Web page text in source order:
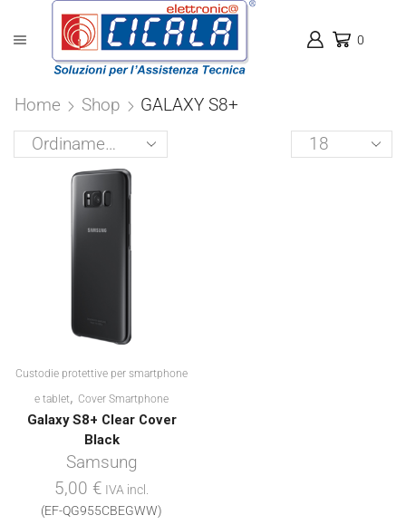
0
Home Shop
GALAXY S8+
Products
Custodie protettive per smartphone
e tablet, Cover Smartphone
Galaxy S8+ Clear Cover
Black
Samsung
5,00 € IVA incl.
(EF-QG955CBEGWW)